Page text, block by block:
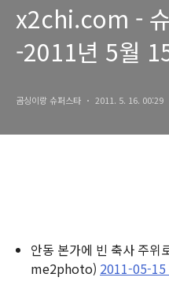
x2chi.com -
-2011년 5월
곰싱이랑 슈퍼스타 2011. 5. 16. 00:29
안동 본가에 빈 축사 주
me2photo) 2011-05-